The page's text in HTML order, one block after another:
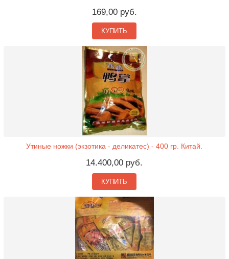
169,00 руб.
КУПИТЬ
Утиные ножки (экзотика - деликатес) - 400 гр. Китай.
14.400,00 руб.
КУПИТЬ